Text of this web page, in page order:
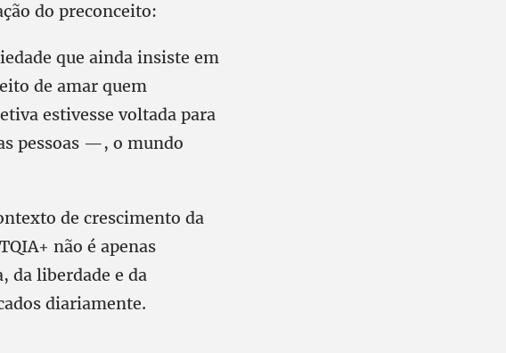
do preconceito:
que ainda insiste em
de amar quem
estivesse voltada para
pessoas —, o mundo
de crescimento da
não é apenas
da liberdade e da
diariamente.